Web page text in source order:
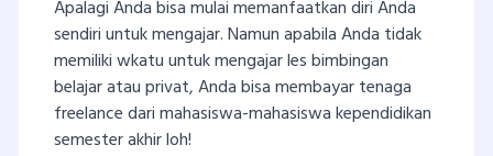
Apalagi Anda bisa mulai memanfaatkan diri Anda
sendiri untuk mengajar. Namun apabila Anda tidak
memiliki wkatu untuk mengajar les bimbingan
belajar atau privat, Anda bisa membayar tenaga
freelance dari mahasiswa-mahasiswa kependidikan
semester akhir loh!